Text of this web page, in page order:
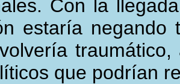
Con la
estaría
que podrían